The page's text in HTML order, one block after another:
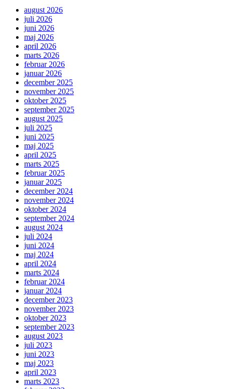
august 2026
juli 2026
juni 2026
maj 2026
april 2026
marts 2026
februar 2026
januar 2026
december 2025
november 2025
oktober 2025
september 2025
august 2025
juli 2025
juni 2025
maj 2025
april 2025
marts 2025
februar 2025
januar 2025
december 2024
november 2024
oktober 2024
september 2024
august 2024
juli 2024
juni 2024
maj 2024
april 2024
marts 2024
februar 2024
januar 2024
december 2023
november 2023
oktober 2023
september 2023
august 2023
juli 2023
juni 2023
maj 2023
april 2023
marts 2023